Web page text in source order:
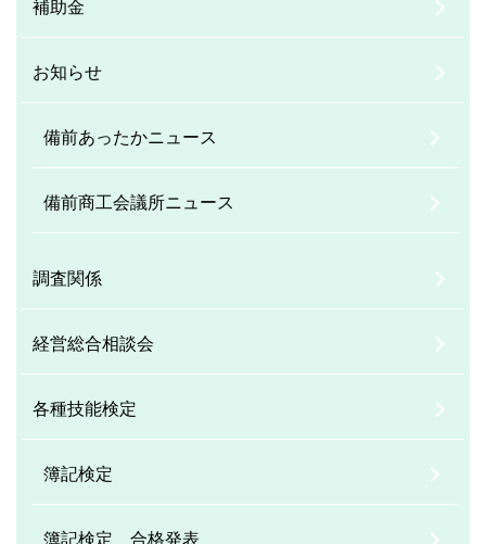
補助金
お知らせ
備前あったかニュース
備前商工会議所ニュース
調査関係
経営総合相談会
各種技能検定
簿記検定
簿記検定 合格発表